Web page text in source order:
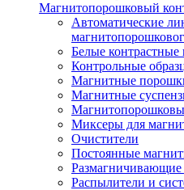
Магнитопорошковый
Автоматические
Белые контрастные
Контрольные
Магнитные
Магнитные
Миксеры для
Очистители
Постоянные
Размагничивающие
Распылители и